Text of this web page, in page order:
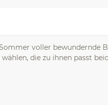
voller bewundernde
die zu ihnen passt